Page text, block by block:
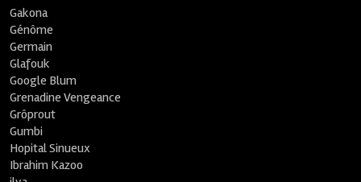
Gakona
Génôme
Germain
Glafouk
Google Blum
Grenadine Vengeance
Grôprout
Gumbi
Hopital Sinueux
Ibrahim Kazoo